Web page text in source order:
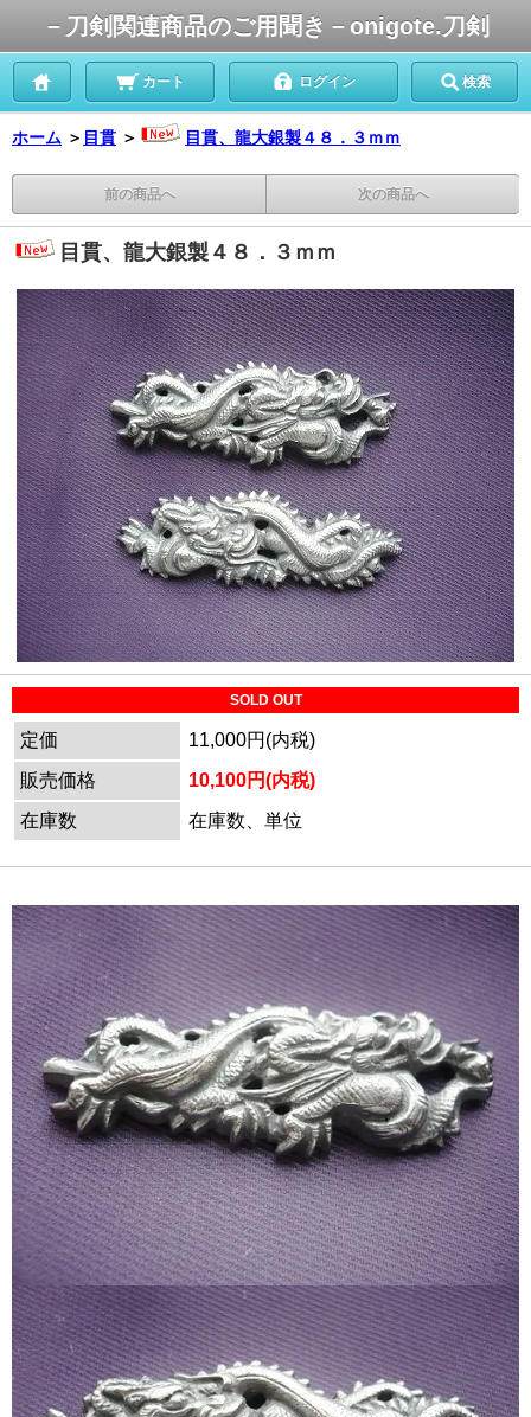
－刀剣関連商品のご用聞き－onigote.刀剣
カート ログイン 検索
ホーム ＞ 目貫 ＞ 目貫、龍大銀製４８．３ｍｍ
前の商品へ 次の商品へ
目貫、龍大銀製４８．３ｍｍ
SOLD OUT
定価
11,000円(内税)
販売価格
10,100円(内税)
在庫数
在庫数、単位